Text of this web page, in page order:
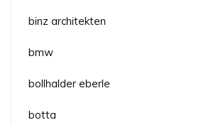
binz architekten
bmw
bollhalder eberle
botta